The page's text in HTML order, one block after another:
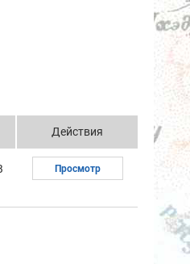
Действия
Просмотр